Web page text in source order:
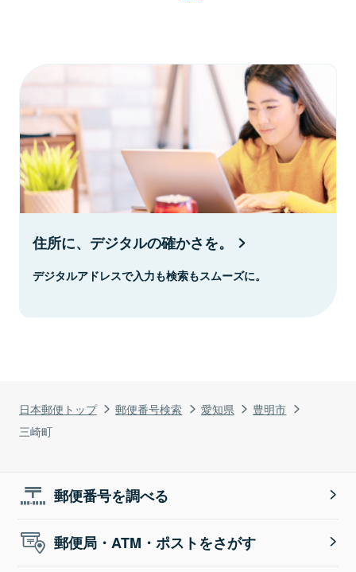
日本郵便トップ 郵便番号検索 愛知県
豊明市
三崎町
住所に、デジタルの確かさを。
デジタルアドレスで入力も検索もスムーズに。
郵便番号を調べる
郵便局・ATM・ポストをさがす